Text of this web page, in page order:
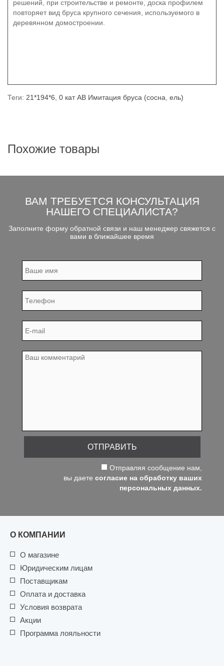
решений, при строительстве и ремонте, доска профилем
повторяет вид бруса крупного сечения, используемого в
деревянном домостроении.
Теги: 21*194*6, 0 кат АВ Имитация бруса (сосна, ель)
Похожие товары
ВАМ ТРЕБУЕТСЯ КОНСУЛЬТАЦИЯ
НАШЕГО СПЕЦИАЛИСТА?
Заполните форму обратной связи и наш менеджер свяжется с
вами в ближайшее время
Отправляя сообщение нам,
вы даете согласие на обработку ваших
персональных данных.
ОТПРАВИТЬ
О КОМПАНИИ
О магазине
Юридическим лицам
Поставщикам
Оплата и доставка
Условия возврата
Акции
Программа лояльности